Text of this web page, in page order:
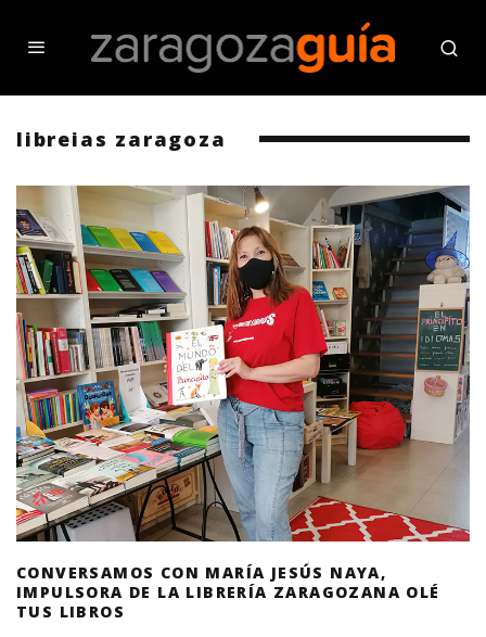
libreias zaragoza
CONVERSAMOS CON MARÍA JESÚS NAYA,
IMPULSORA DE LA LIBRERÍA ZARAGOZANA OLÉ
TUS LIBROS